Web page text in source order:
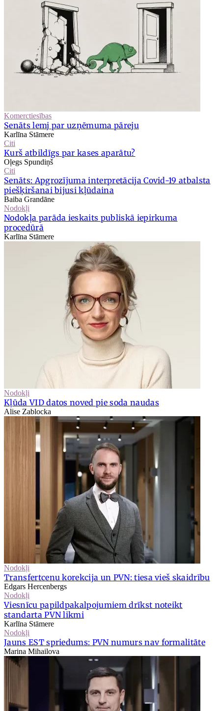
Komerctiesības
Senāts lemj par uzņēmuma pāreju
Karlīna Stāmere
Citi
Kurš atbildīgs par kases aparātu?
Oļegs Spundiņš
Citi
Senāts: Apgrozījuma interpretācija Covid-19 atbalsta
piešķiršanai bijusi kļūdaina
Baiba Grandāne
Nodokļi
Nodokļa parāda ieskaits publiskā iepirkuma
procedūrā
Karlīna Stāmere
Nodokļi
Kļūda VID datos noved pie soda naudas
Alise Zablocka
Nodokļi
Transfertcenu korekcija un PVN: tiesa vieš skaidrību
Edgars Hercenbergs
Nodokļi
Viesnīcu papildpakalpojumiem drīkst noteikt
standarta PVN likmi
Karlīna Stāmere
Nodokļi
Jauns EST spriedums: PVN numurs nav formalitāte
Marina Mihailova